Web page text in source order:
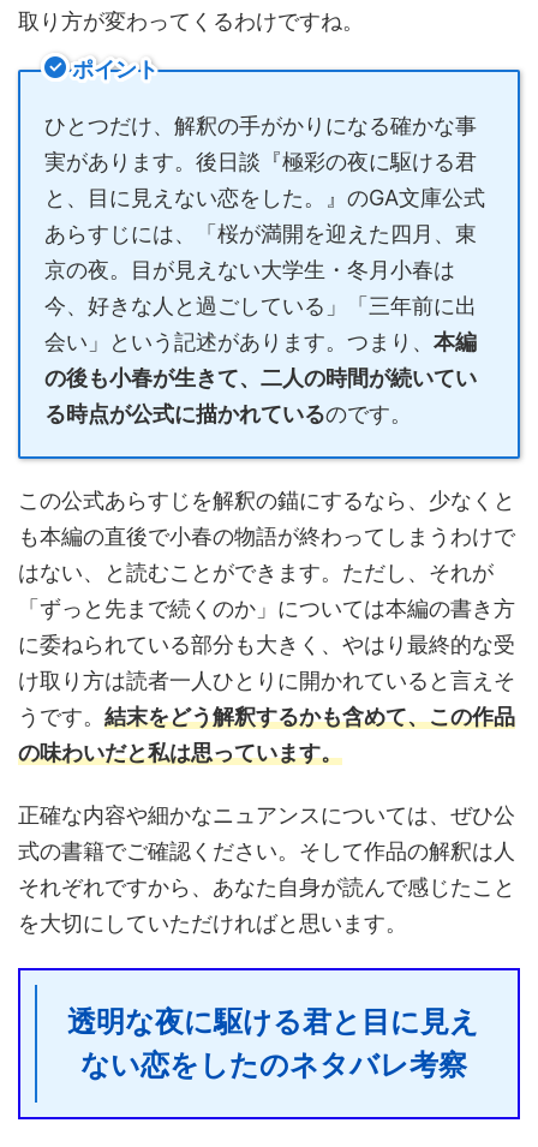
取り方が変わってくるわけですね。
ポイント
ひとつだけ、解釈の手がかりになる確かな事
実があります。後日談『極彩の夜に駆ける君
と、目に見えない恋をした。』のGA文庫公式
あらすじには、「桜が満開を迎えた四月、東
京の夜。目が見えない大学生・冬月小春は
今、好きな人と過ごしている」「三年前に出
会い」という記述があります。つまり、 本編
の後も小春が生きて、二人の時間が続いてい
る時点が公式に描かれているのです。
この公式あらすじを解釈の錨にするなら、少なくと
も本編の直後で小春の物語が終わってしまうわけで
はない、と読むことができます。ただし、それが
「ずっと先まで続くのか」については本編の書き方
に委ねられている部分も大きく、やはり最終的な受
け取り方は読者一人ひとりに開かれていると言えそ
うです。 結末をどう解釈するかも含めて、この作品
の味わいだと私は思っています。
正確な内容や細かなニュアンスについては、ぜひ公
式の書籍でご確認ください。そして作品の解釈は人
それぞれですから、あなた自身が読んで感じたこと
を大切にしていただければと思います。
透明な夜に駆ける君と目に見え
ない恋をしたのネタバレ考察